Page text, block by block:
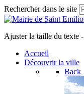
Rechercher dans le site
Ajuster la taille du texte -
Accueil
Découvrir la ville
Back